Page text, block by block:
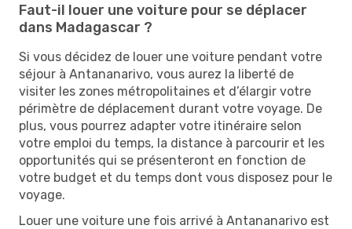
Faut-il louer une voiture pour se déplacer
dans Madagascar ?
Si vous décidez de louer une voiture pendant votre
séjour à Antananarivo, vous aurez la liberté de
visiter les zones métropolitaines et d’élargir votre
périmètre de déplacement durant votre voyage. De
plus, vous pourrez adapter votre itinéraire selon
votre emploi du temps, la distance à parcourir et les
opportunités qui se présenteront en fonction de
votre budget et du temps dont vous disposez pour le
voyage.
Louer une voiture une fois arrivé à Antananarivo est